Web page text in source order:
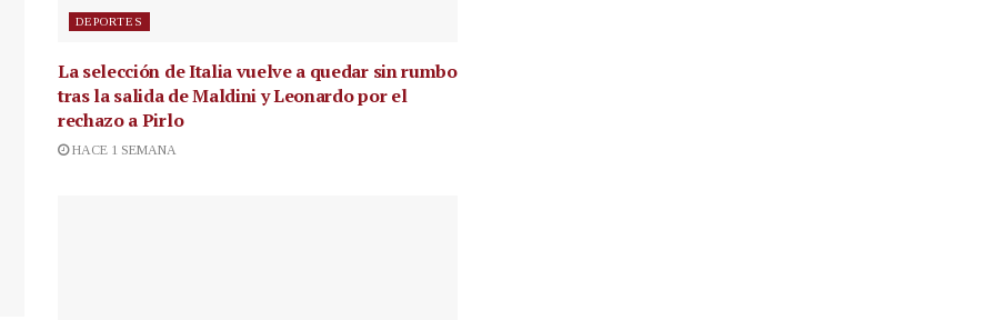
DEPORTES
La selección de Italia vuelve a quedar sin rumbo
tras la salida de Maldini y Leonardo por el
rechazo a Pirlo
HACE 1 SEMANA